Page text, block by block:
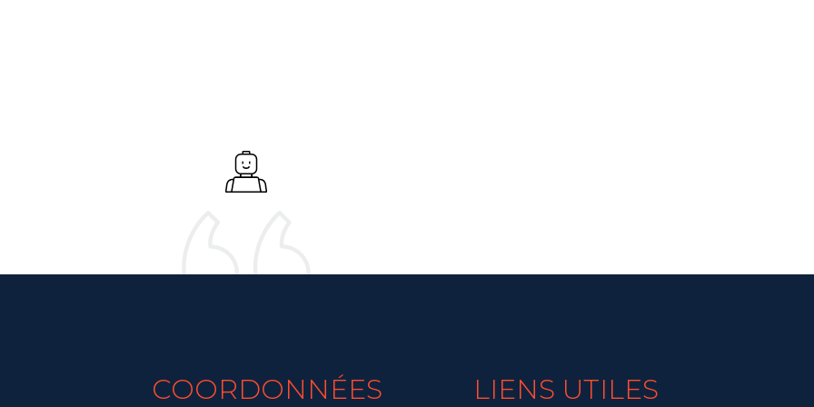
COORDONNÉES LIENS UTILES